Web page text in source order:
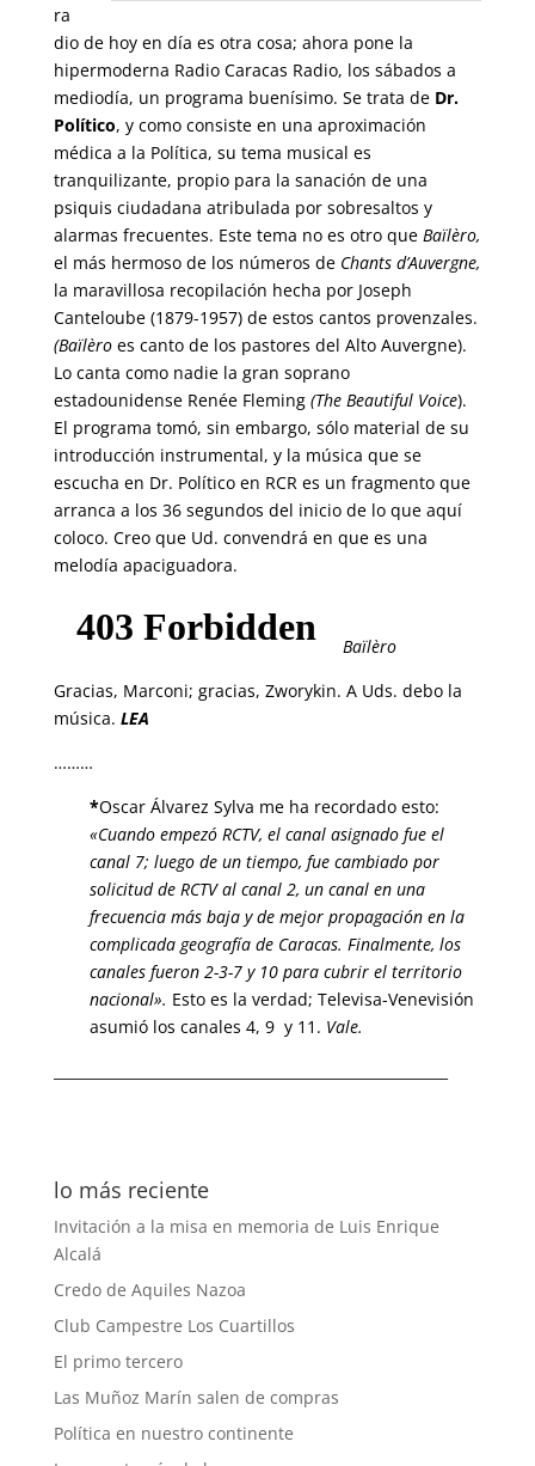
ra
dio de hoy en día es otra cosa; ahora pone la
hipermoderna Radio Caracas Radio, los sábados a
mediodía, un programa buenísimo. Se trata de Dr.
Político, y como consiste en una aproximación
médica a la Política, su tema musical es
tranquilizante, propio para la sanación de una
psiquis ciudadana atribulada por sobresaltos y
alarmas frecuentes. Este tema no es otro que Baïlèro,
el más hermoso de los números de Chants d’Auvergne,
la maravillosa recopilación hecha por Joseph
Canteloube (1879-1957) de estos cantos provenzales.
(Baïlèroes canto de los pastores del Alto Auvergne).
Lo canta como nadie la gran soprano
estadounidense Renée Fleming (The Beautiful Voice).
El programa tomó, sin embargo, sólo material de su
introducción instrumental, y la música que se
escucha en Dr. Político en RCRes un fragmento que
arranca a los 36 segundos del inicio de lo que aquí
coloco. Creo que Ud. convendrá en que es una
melodía apaciguadora.
Baïlèro
Gracias, Marconi; gracias, Zworykin. A Uds. debo la
música. LEA
………
*Oscar Álvarez Sylva me ha recordado esto:
«Cuando empezó RCTV, el canal asignado fue el
canal 7; luego de un tiempo, fue cambiado por
solicitud de RCTV al canal 2, un canal en una
frecuencia más baja y de mejor propagación en la
complicada geografía de Caracas. Finalmente, los
canales fueron 2-3-7 y 10 para cubrir el territorio
nacional». Esto es la verdad; Televisa-Venevisión
asumió los canales 4, 9 y 11. Vale.
lo más reciente
Invitación a la misa en memoria de Luis Enrique
Alcalá
Credo de Aquiles Nazoa
Club Campestre Los Cuartillos
El primo tercero
Las Muñoz Marín salen de compras
Política en nuestro continente